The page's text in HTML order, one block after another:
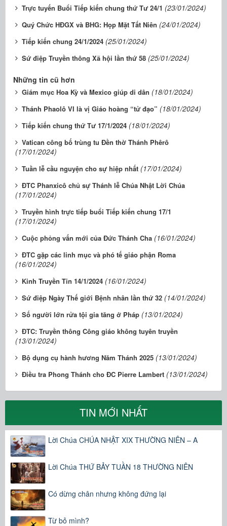
Trực tuyến Buổi Tiếp kiến chung thứ Tư 24/1 (23/01/2024)
Quý Chức HĐGX và BHG: Họp Mặt Tất Niên (24/01/2024)
Tiếp kiến chung 24/1/2024 (25/01/2024)
Sứ điệp Truyền thông Xã hội lần thứ 58 (25/01/2024)
Những tin cũ hơn
Giám mục Hoa Kỳ và Mexico giúp di dân (18/01/2024)
Thánh Phaolô VI là vị Giáo hoàng “tử đạo” (18/01/2024)
Tiếp kiến chung thứ Tư 17/1/2024 (18/01/2024)
Vatican công bố trùng tu Đền thờ Thánh Phêrô
(17/01/2024)
Tuần lễ cầu nguyện cho sự hiệp nhất (17/01/2024)
ĐTC Phanxicô chủ sự Thánh lễ Chúa Nhật Lời Chúa
(17/01/2024)
Truyền hình trực tiếp buổi Tiếp kiến chung 17/1
(17/01/2024)
Cuộc phỏng vấn mới của Đức Thánh Cha (16/01/2024)
ĐTC gặp các linh mục và phó tế giáo phận Roma
(16/01/2024)
Kinh Truyền Tin 14/1/2024 (16/01/2024)
Sứ điệp Ngày Thế giới Bệnh nhân lần thứ 32 (14/01/2024)
Số người lớn rửa tội gia tăng ở Pháp (13/01/2024)
ĐTC: Truyền thông Công giáo không tuyên truyền
(13/01/2024)
Bộ dụng cụ hành hương Năm Thánh 2025 (13/01/2024)
Điều tra Phong Thánh cho ĐC Pierre Lambert (13/01/2024)
TIN MỚI NHẤT
Lời Chúa CHÚA NHẬT XIX THƯỜNG NIÊN – A
Lời Chúa THỨ BẢY TUẦN 18 THƯỜNG NIÊN
Có dừng chân nhưng không đứng lại
Từ bỏ mình?